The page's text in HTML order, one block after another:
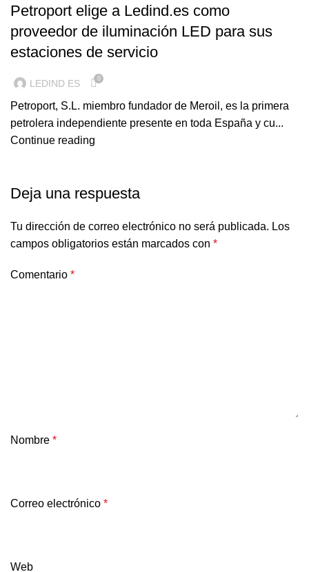
Petroport elige a Ledind.es como
proveedor de iluminación LED para sus
estaciones de servicio
LEDIND ES 0
Petroport, S.L. miembro fundador de Meroil, es la primera
petrolera independiente presente en toda España y cu...
Continue reading
Deja una respuesta
Tu dirección de correo electrónico no será publicada. Los
campos obligatorios están marcados con *
Comentario *
Nombre *
Correo electrónico *
Web